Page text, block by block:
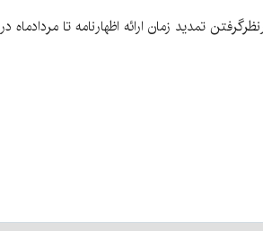
تمدید زمان ارائه اظهارنامه تا